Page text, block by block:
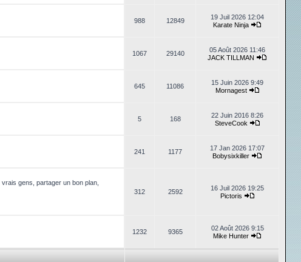
988 12849
19 Juil 2026 12:04
Karate Ninja
1067 29140
05 Août 2026 11:46
JACK TILLMAN
645 11086
15 Juin 2026 9:49
Mornagest
5 168
22 Juin 2016 8:26
SteveCook
241 1177
17 Jan 2026 17:07
Bobysixkiller
gens, partager un bon plan,
312 2592
16 Juil 2026 19:25
Pictoris
1232 9365
02 Août 2026 9:15
Mike Hunter